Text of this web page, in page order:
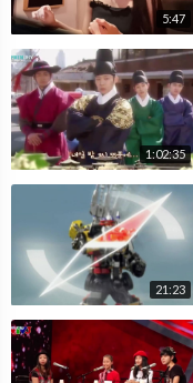
5:47
1:02:35
21:23